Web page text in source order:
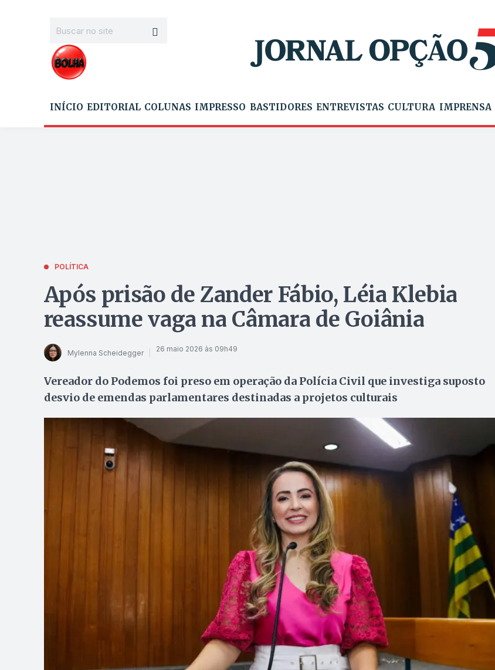
INÍCIO EDITORIAL COLUNAS IMPRESSO BASTIDORES ENTREVISTAS CULTURA IMPRENSA
POLÍTICA
Após prisão de Zander Fábio, Léia Klebia
reassume vaga na Câmara de Goiânia
Mylenna Scheidegger 26 maio 2026 às 09h49
Vereador do Podemos foi preso em operação da Polícia Civil que investiga suposto
desvio de emendas parlamentares destinadas a projetos culturais